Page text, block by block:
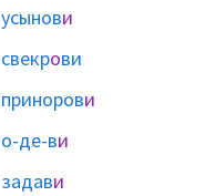
усынови
свекрови
принорови
о-де-ви
задави